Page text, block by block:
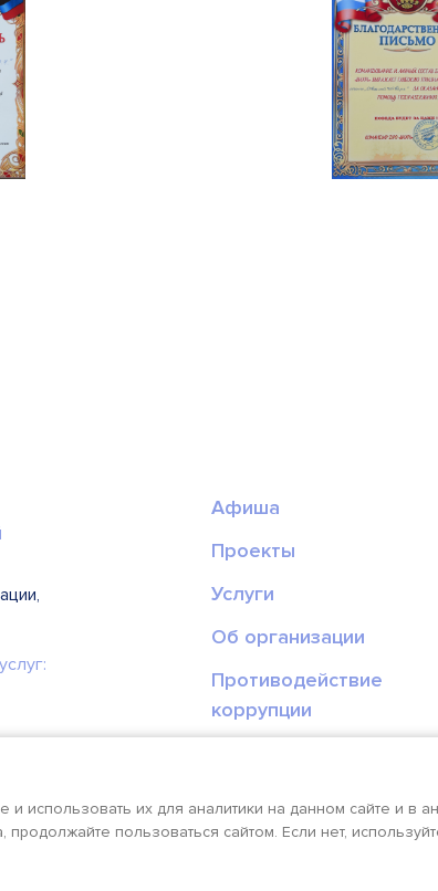
использовать их для аналитики на данном сайте и в
пользоваться сайтом. Если нет,
Афиша
Проекты
Услуги
Об организации
Противодействие
коррупции
Сведения об